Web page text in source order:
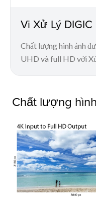
Vi Xử Lý DIGIC
Chất lượng hình ảnh
UHD và full HD với
Chất lượng